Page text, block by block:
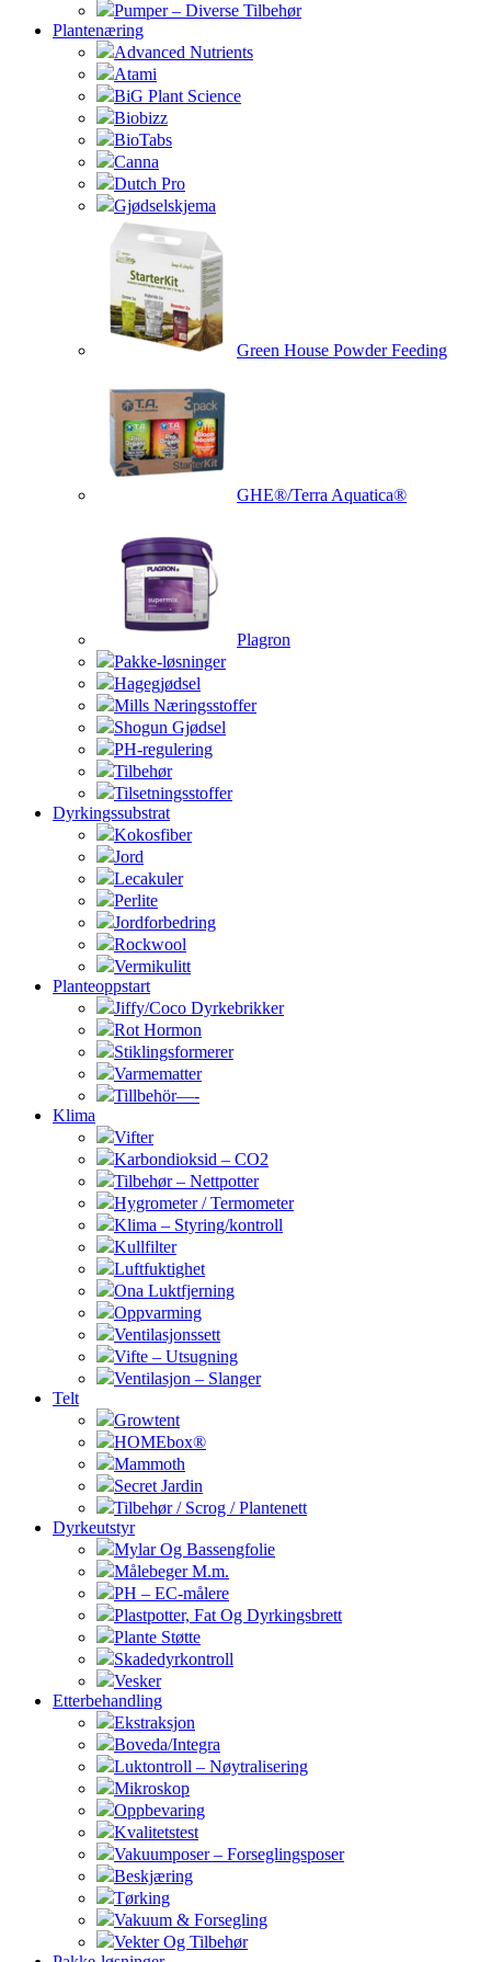
Pumper – Diverse Tilbehør
Plantenæring
Advanced Nutrients
Atami
BiG Plant Science
Biobizz
BioTabs
Canna
Dutch Pro
Gjødselskjema
Green House Powder Feeding
GHE®/Terra Aquatica®
Plagron
Pakke-løsninger
Hagegjødsel
Mills Næringsstoffer
Shogun Gjødsel
PH-regulering
Tilbehør
Tilsetningsstoffer
Dyrkingssubstrat
Kokosfiber
Jord
Lecakuler
Perlite
Jordforbedring
Rockwool
Vermikulitt
Planteoppstart
Jiffy/Coco Dyrkebrikker
Rot Hormon
Stiklingsformerer
Varmematter
Tillbehör—-
Klima
Vifter
Karbondioksid – CO2
Tilbehør – Nettpotter
Hygrometer / Termometer
Klima – Styring/kontroll
Kullfilter
Luftfuktighet
Ona Luktfjerning
Oppvarming
Ventilasjonssett
Vifte – Utsugning
Ventilasjon – Slanger
Telt
Growtent
HOMEbox®
Mammoth
Secret Jardin
Tilbehør / Scrog / Plantenett
Dyrkeutstyr
Mylar Og Bassengfolie
Målebeger M.m.
PH – EC-målere
Plastpotter, Fat Og Dyrkingsbrett
Plante Støtte
Skadedyrkontroll
Vesker
Etterbehandling
Ekstraksjon
Boveda/Integra
Luktontroll – Nøytralisering
Mikroskop
Oppbevaring
Kvalitetstest
Vakuumposer – Forseglingsposer
Beskjæring
Tørking
Vakuum & Forsegling
Vekter Og Tilbehør